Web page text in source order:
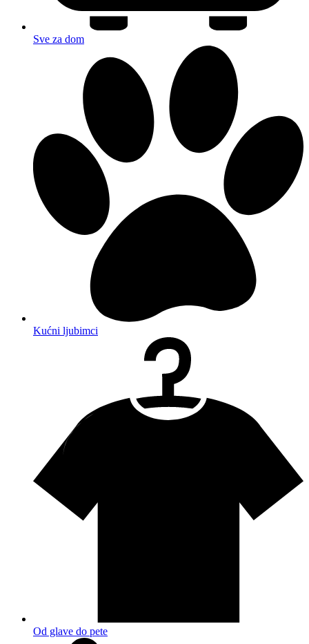
Sve za dom
Kućni ljubimci
Od glave do pete